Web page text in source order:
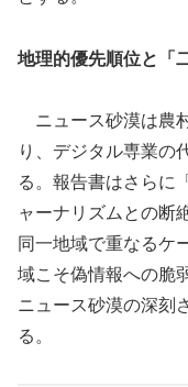
地理的優先順位と「
ニュース砂漠は農
り、デジタル専業の
る。報告書はさらに
ャーナリズムとの断
同一地域で重なるケ
域こそ偽情報への脆
ニュース砂漠の深刻
る。